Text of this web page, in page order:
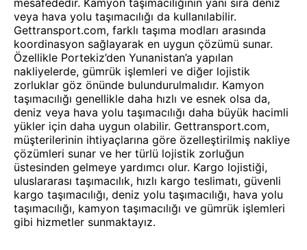
mesafededir. Kamyon taşımacılığının yanı sıra deniz
veya hava yolu taşımacılığı da kullanılabilir.
Gettransport.com, farklı taşıma modları arasında
koordinasyon sağlayarak en uygun çözümü sunar.
Özellikle Portekiz’den Yunanistan’a yapılan
nakliyelerde, gümrük işlemleri ve diğer lojistik
zorluklar göz önünde bulundurulmalıdır. Kamyon
taşımacılığı genellikle daha hızlı ve esnek olsa da,
deniz veya hava yolu taşımacılığı daha büyük hacimli
yükler için daha uygun olabilir. Gettransport.com,
müşterilerinin ihtiyaçlarına göre özelleştirilmiş nakliye
çözümleri sunar ve her türlü lojistik zorluğun
üstesinden gelmeye yardımcı olur. Kargo lojistiği,
uluslararası taşımacılık, hızlı kargo teslimatı, güvenli
kargo taşımacılığı, deniz yolu taşımacılığı, hava yolu
taşımacılığı, kamyon taşımacılığı ve gümrük işlemleri
gibi hizmetler sunmaktayız.